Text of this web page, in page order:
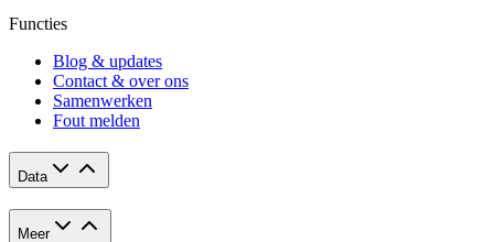
Functies
Blog & updates
Contact & over ons
Samenwerken
Fout melden
Data
Meer